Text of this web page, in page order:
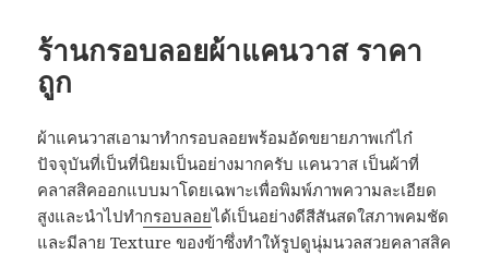
ร้านกรอบลอยผ้าแคนวาส ราคา
ถูก
ผ้าแคนวาสเอามาทำกรอบลอยพร้อมอัดขยายภาพเก๋ไก๋
ปัจจุบันที่เป็นที่นิยมเป็นอย่างมากครับ แคนวาส เป็นผ้าที่
คลาสสิคออกแบบมาโดยเฉพาะเพื่อพิมพ์ภาพความละเอียด
สูงและนำไปทำกรอบลอยได้เป็นอย่างดีสีสันสดใสภาพคมชัด
และมีลาย Texture ของข้าซึ่งทำให้รูปดูนุ่มนวลสวยคลาสสิค